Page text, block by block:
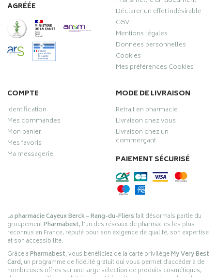
AGRÉÉE
Déclarer un effet indésirable
CGV
Mentions légales
Données personnelles
Cookies
Mes préférences Cookies
COMPTE
Identification
Mes commandes
Mon panier
Mes favoris
Ma messagerie
MODE DE LIVRAISON
Retrait en pharmacie
Livraison chez vous
Livraison chez un
commerçant
PAIEMENT SÉCURISÉ
Lapharmacie Cayeux Berck – Rang-du-Fliersfait désormais partie du
groupementPharmabest, l’un des réseaux de pharmacies les plus
reconnus en France, réputé pour son exigence de qualité, son expertise
et son accessibilité.
Grâce àPharmabest, vous bénéficiez de la carte privilègeMy Very Best
Card, un programme de fidélité gratuit qui vous permet d’accéder à de
nombreuses offres sur une large sélection de produits cosmétiques,